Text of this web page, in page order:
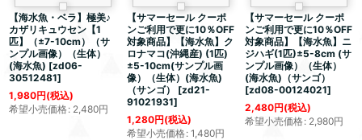
【海水魚・ベラ】極美♪
カザリキュウセン【1
匹】（±7-10cm）（サ
ンプル画像）（生体）
(海水魚) [zd06-
30512481]
1,980円(税込)
希望小売価格: 2,480円
【サマーセール クーポ
ンご利用で更に10％OFF
対象商品】【海水魚】ク
ロナマコ(沖縄産) (1匹)
±5-10cm(サンプル画
像）（生体）(海水魚)
（サンゴ）
[zd21-
91021931]
1,280円(税込)
希望小売価格: 1,480円
【サマーセール クーポ
ンご利用で更に10％OFF
対象商品】【海水魚】ニ
ジハギ(1匹)±5-8cm (サ
ンプル画像）（生体）
(海水魚)（サンゴ）
[zd08-00124021]
2,480円(税込)
希望小売価格: 2,980円